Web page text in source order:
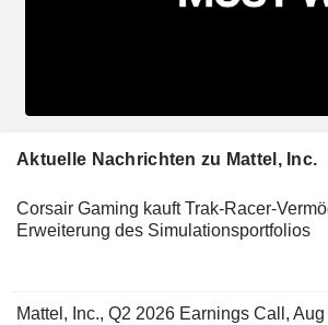
Aktuelle Nachrichten zu Mattel, Inc.
Corsair Gaming kauft Trak-Racer-
Erweiterung des Simulationsportfolios
Mattel, Inc., Q2 2026 Earnings Call,